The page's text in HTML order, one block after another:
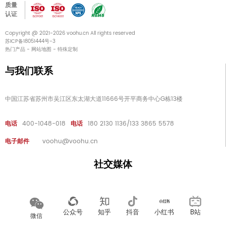
质量
认证
Copyright @ 2021-2026 voohu.cn All rights reserved
苏ICP备18051444号-3
热门产品 - 网站地图 - 特殊定制
与我们联系
中国江苏省苏州市吴江区东太湖大道11666号开平商务中心G栋13楼
电话 400-1048-018 电话 180 2130 1136/133 3865 5578
电子邮件
voohu@voohu.cn
社交媒体
微信 公众号 知乎 抖音 小红书 B站